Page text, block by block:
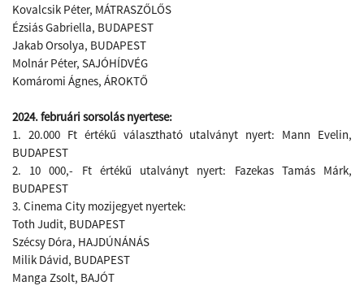
Kovalcsik Péter, MÁTRASZŐLŐS
Ézsiás Gabriella, BUDAPEST
Jakab Orsolya, BUDAPEST
Molnár Péter, SAJÓHÍDVÉG
Komáromi Ágnes​, ÁROKTŐ
2024. februári sorsolás nyertese:
1. 20.000 Ft értékű választható utalványt nyert: Mann Evelin,
BUDAPEST
2. 10 000,- Ft értékű utalványt nyert: Fazekas Tamás Márk,
BUDAPEST
3. Cinema City mozijegyet nyertek:
Toth Judit, BUDAPEST
Szécsy Dóra, HAJDÚNÁNÁS
Milik Dávid, BUDAPEST
Manga Zsolt, BAJÓT